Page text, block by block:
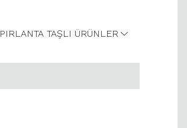
PIRLANTA TAŞLI ÜRÜNLER